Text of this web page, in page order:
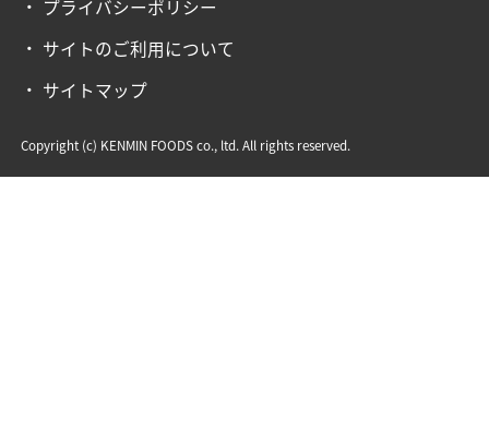
プライバシーポリシー
サイトのご利用について
サイトマップ
Copyright (c) KENMIN FOODS co., ltd. All rights reserved.